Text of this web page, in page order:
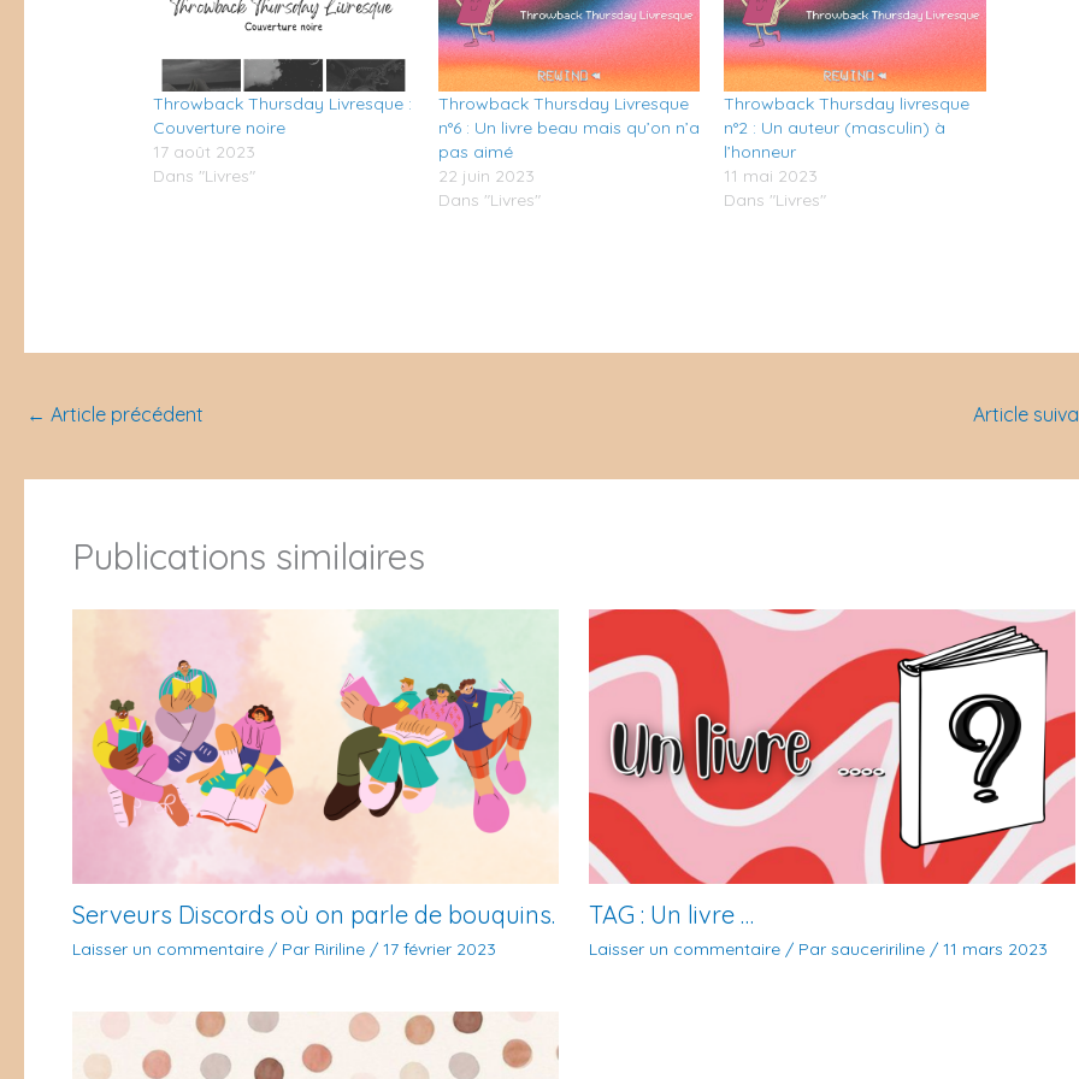
Throwback Thursday Livresque :
Couverture noire
17 août 2023
Dans "Livres"
Throwback Thursday Livresque
n°6 : Un livre beau mais qu’on n’a
pas aimé
22 juin 2023
Dans "Livres"
Throwback Thursday livresque
n°2 : Un auteur (masculin) à
l’honneur
11 mai 2023
Dans "Livres"
← Article précédent Article
Publications similaires
Serveurs Discords où on parle de bouquins.
Laisser un commentaire / Par Ririline / 17 février 2023
TAG : Un livre …
Laisser un commentaire / Par sauceririline / 11 mars 2023